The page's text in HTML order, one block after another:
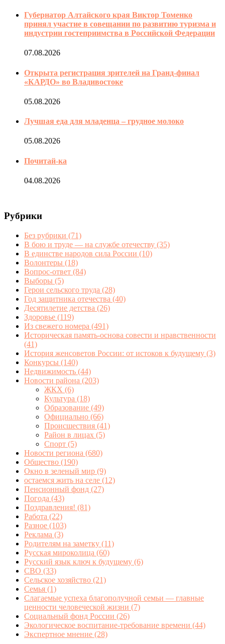
Губернатор Алтайского края Виктор Томенко
принял участие в совещании по развитию туризма и
индустрии гостеприимства в Российской Федерации
07.08.2026
Открыта регистрация зрителей на Гранд-финал
«КАРДО» во Владивостоке
05.08.2026
Лучшая еда для младенца – грудное молоко
05.08.2026
Почитай-ка
04.08.2026
Рубрики
Без рубрики (71)
В бою и труде — на службе отечеству (35)
В единстве народов сила России (10)
Волонтеры (18)
Вопрос-ответ (84)
Выборы (5)
Герои сельского труда (28)
Год защитника отечества (40)
Десятилетие детства (26)
Здоровье (119)
Из свежего номера (491)
Историческая память-основа совести и нравственности
(41)
История женсоветов России: от истоков к будущему (3)
Конкурсы (140)
Недвижимость (44)
Новости района (203)
ЖКХ (6)
Культура (18)
Образование (49)
Официально (66)
Происшествия (41)
Район в лицах (5)
Спорт (5)
Новости региона (680)
Общество (190)
Окно в зеленый мир (9)
остаемся жить на селе (12)
Пенсионный фонд (27)
Погода (43)
Поздравления! (81)
Работа (22)
Разное (103)
Реклама (3)
Родителям на заметку (11)
Русская мироколица (60)
Русский язык ключ к будущему (6)
СВО (33)
Сельское хозяйство (21)
Семья (1)
Слагаемые успеха благополучной семьи — главные
ценности человеческой жизни (7)
Социальный фонд России (26)
Экологическое воспитание-требование времени (44)
Экспертное мнение (28)